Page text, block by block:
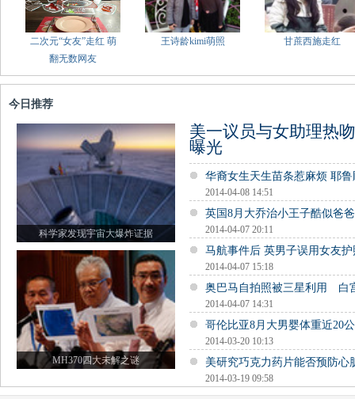
二次元“女友”走红 萌
翻无数网友
王诗龄kimi萌照 甘蔗西施走红
今日推荐
科学家发现宇宙大爆炸证据
MH370四大未解之谜
美一议员与女助理热
曝光
华裔女生天生苗条惹麻烦 耶
2014-04-08 14:51
英国8月大乔治小王子酷似爸
2014-04-07 20:11
马航事件后 英男子误用女友
2014-04-07 15:18
奥巴马自拍照被三星利用 白
2014-04-07 14:31
哥伦比亚8月大男婴体重近20
2014-03-20 10:13
美研究巧克力药片能否预防心
2014-03-19 09:58